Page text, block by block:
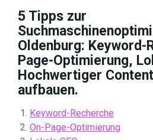
5 Tipps zur
Oldenburg: Keyword-
Page-Optimierung,
Hochwertiger
aufbauen.
Keyword-Recherche
On-Page-Optimierung